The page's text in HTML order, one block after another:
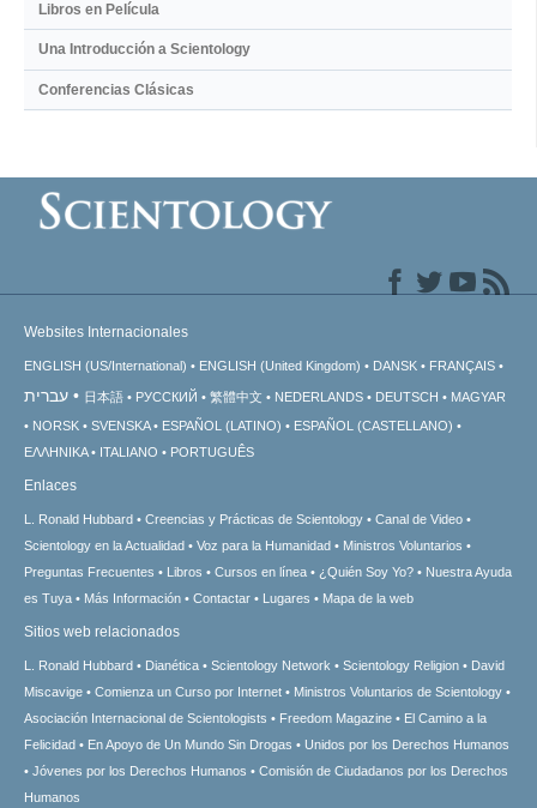
Libros en Película
Una Introducción a Scientology
Conferencias Clásicas
Websites Internacionales
ENGLISH (US/International) ENGLISH (United Kingdom) DANSK FRANÇAIS
עברית 日本語 РУССКИЙ 繁體中文 NEDERLANDS DEUTSCH
MAGYAR
NORSK
SVENSKA ESPAÑOL (LATINO)
ESPAÑOL (CASTELLANO)
ΕΛΛΗΝΙΚA
ITALIANO PORTUGUÊS
Enlaces
L. Ronald Hubbard Creencias y Prácticas de Scientology
Canal de Video
Scientology en la Actualidad
Voz para la Humanidad
Ministros Voluntarios
Preguntas Frecuentes
Libros Cursos en línea ¿Quién Soy Yo?
Nuestra Ayuda
es Tuya
Más Información Contactar Lugares Mapa de la web
Sitios web relacionados
L. Ronald Hubbard Dianética Scientology Network Scientology Religion
David
Miscavige
Comienza un Curso por Internet
Ministros Voluntarios de Scientology
Asociación Internacional de Scientologists
Freedom Magazine
El Camino a la
Felicidad
En Apoyo de Un Mundo Sin Drogas
Unidos por los Derechos Humanos
Jóvenes por los Derechos Humanos
Comisión de Ciudadanos por los Derechos
Humanos